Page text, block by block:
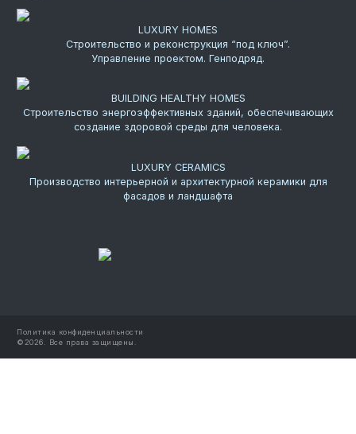
LUXURY HOMES
Строительство и реконструкция “под ключ”.
Управление проектом. Генподряд.
BUILDING HEALTHY HOMES
Строительство энергоэффективных зданий, обеспечивающих
создание здоровой среды для человека.
LUXURY CERAMICS
Производство интерьерной и архитектурной керамики для
фасадов и ландшафта
Политика конфиденциальности
©2026. Все права защищены.